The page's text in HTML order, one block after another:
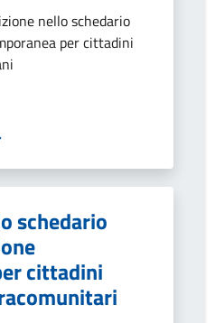
nello schedario
per cittadini
schedario
cittadini